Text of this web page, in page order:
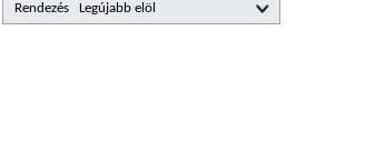
Rendezés